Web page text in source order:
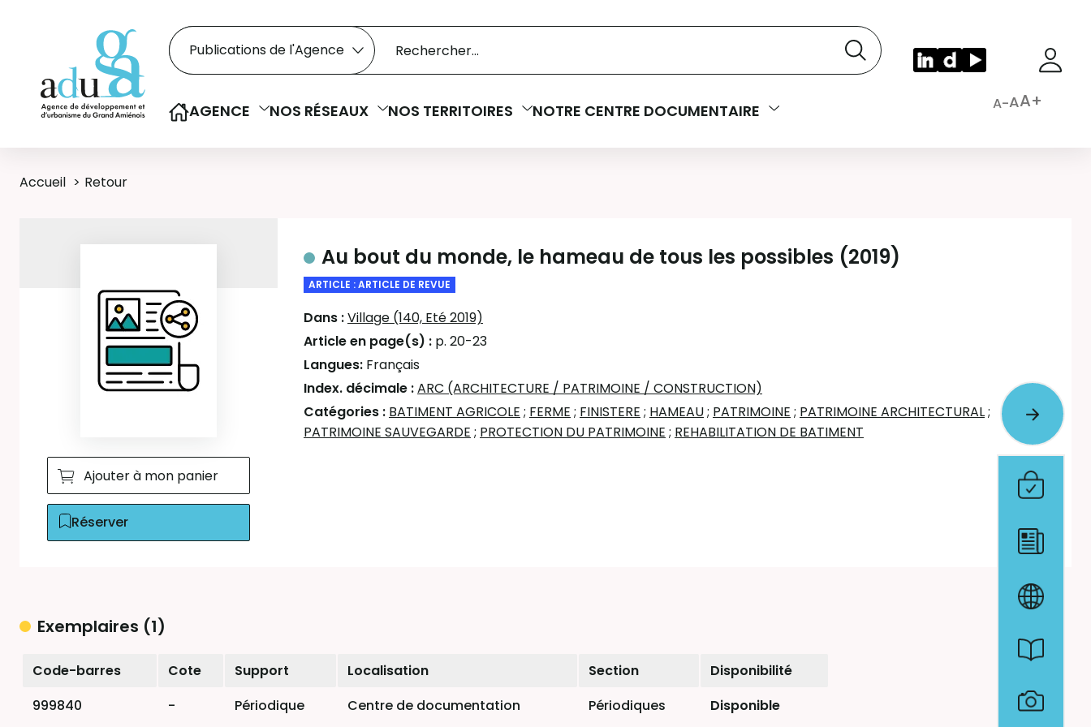
Rechercher dans le catalogue
Recherche
Sélectionner le type de la recherche
AGENCE NOS RÉSEAUX NOS TERRITOIRES NOTRE CENTRE DOCUMENTAIRE A-AA+
Accueil Retour
Ajouter à mon panier
Réserver
Au bout du monde, le hameau de tous les possibles (2019)
ARTICLE : ARTICLE DE REVUE
Dans :Village (140, Eté 2019)
Article en page(s) : p. 20-23
Langues: Français
Index. décimale :ARC (ARCHITECTURE / PATRIMOINE / CONSTRUCTION)
Catégories : BATIMENT AGRICOLE ; FERME ; FINISTERE ; HAMEAU; PATRIMOINE ; PATRIMOINE ARCHITECTURAL;
PATRIMOINE SAUVEGARDE ; PROTECTION DU PATRIMOINE ; REHABILITATION DE BATIMENT
Exemplaires (1)
Liste des exemplaires
Code-barres Cote Support Localisation Section
Disponibilité
999840
- Périodique Centre de documentation Périodiques Disponible